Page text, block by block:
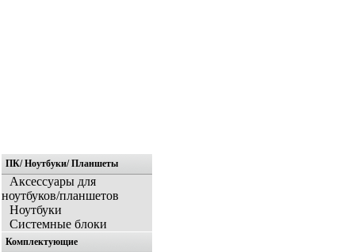
Главная
ПК/ Ноутбуки/ Планшеты
Аксессуары для
ноутбуков/планшетов
Ноутбуки
Системные блоки
Комплектующие